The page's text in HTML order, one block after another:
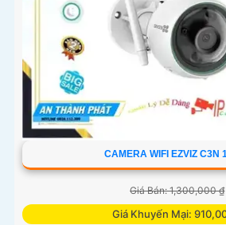
CAMERA WIFI EZVIZ C3N
Giá Bán: 1,300,000 ₫
Giá Khuyến Mại: